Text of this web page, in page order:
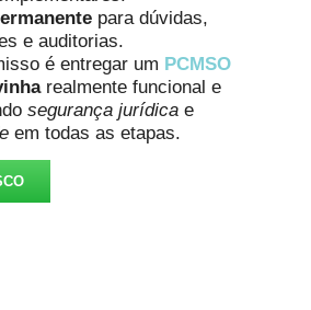
para dúvidas,
e auditorias.
é entregar um PCMSO
realmente funcional e
segurança jurídica e
em todas as etapas.